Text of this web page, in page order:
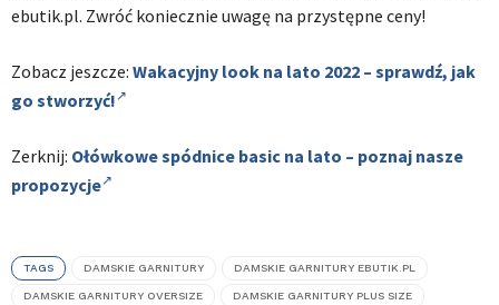
ebutik.pl. Zwróć koniecznie uwagę na przystępne ceny!
Zobacz jeszcze: Wakacyjny look na lato 2022 – sprawdź, jak
go stworzyć!
Zerknij: Ołówkowe spódnice basic na lato – poznaj nasze
propozycje
TAGS DAMSKIE GARNITURY DAMSKIE GARNITURY EBUTIK.PL
DAMSKIE GARNITURY OVERSIZE DAMSKIE GARNITURY PLUS SIZE